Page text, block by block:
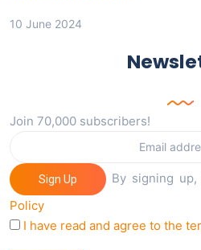
10 June 2024
Join 70,000 subscribers!
Sign Up By signing
Policy
I have read and agree to the